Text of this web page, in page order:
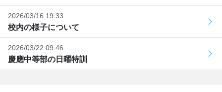
2026/03/16 19:33
校内の様子について
2026/03/22 09:46
慶應中等部の日曜特訓